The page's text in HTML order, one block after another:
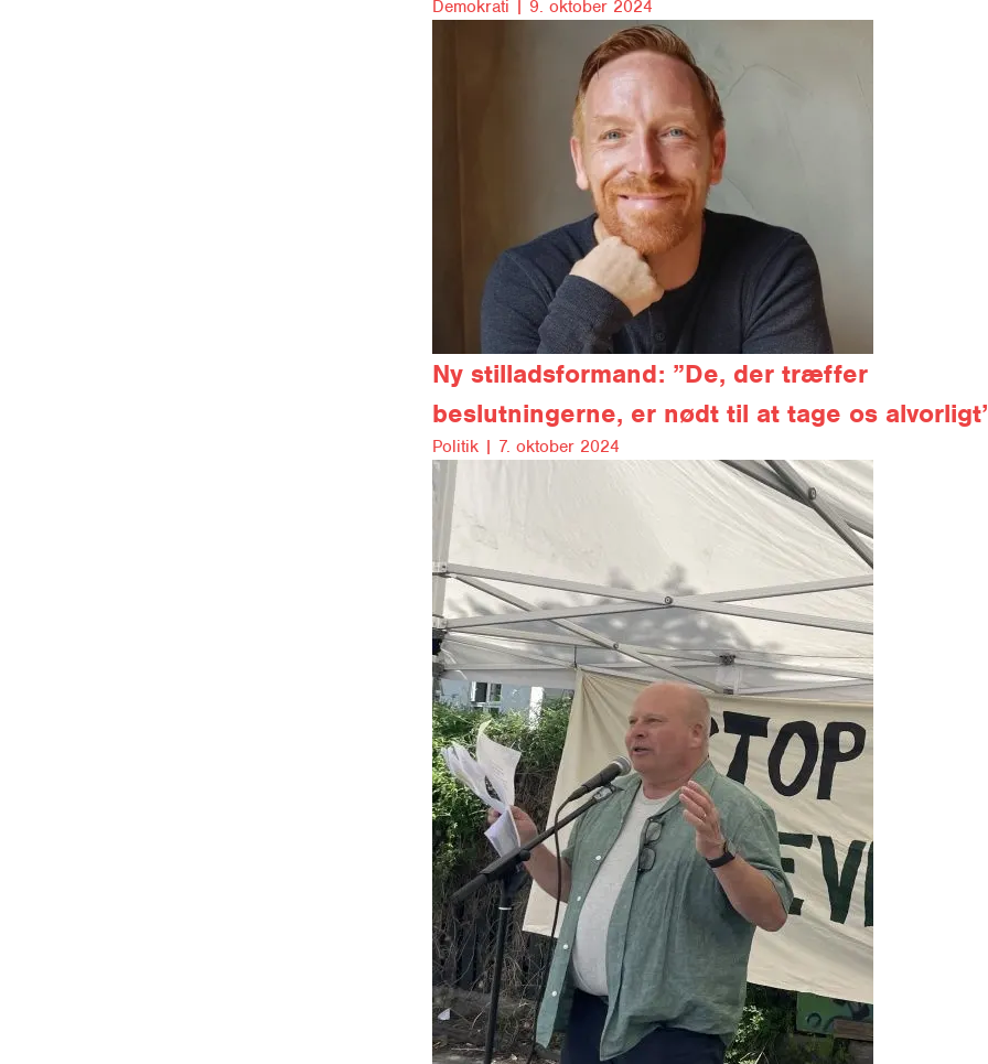
Demokrati | 9. oktober 2024
Ny stilladsformand: ”De, der træffer
beslutningerne, er nødt til at tage os
Politik | 7. oktober 2024